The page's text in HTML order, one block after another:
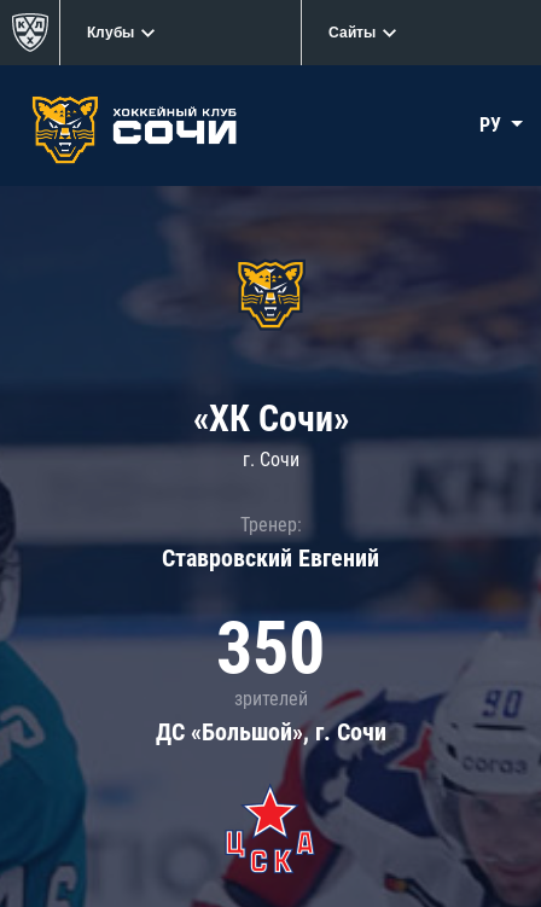
Клубы Сайты
РУ
«ХК Сочи»
г. Сочи
Тренер:
Ставровский Евгений
350
зрителей
ДС «Большой», г. Сочи